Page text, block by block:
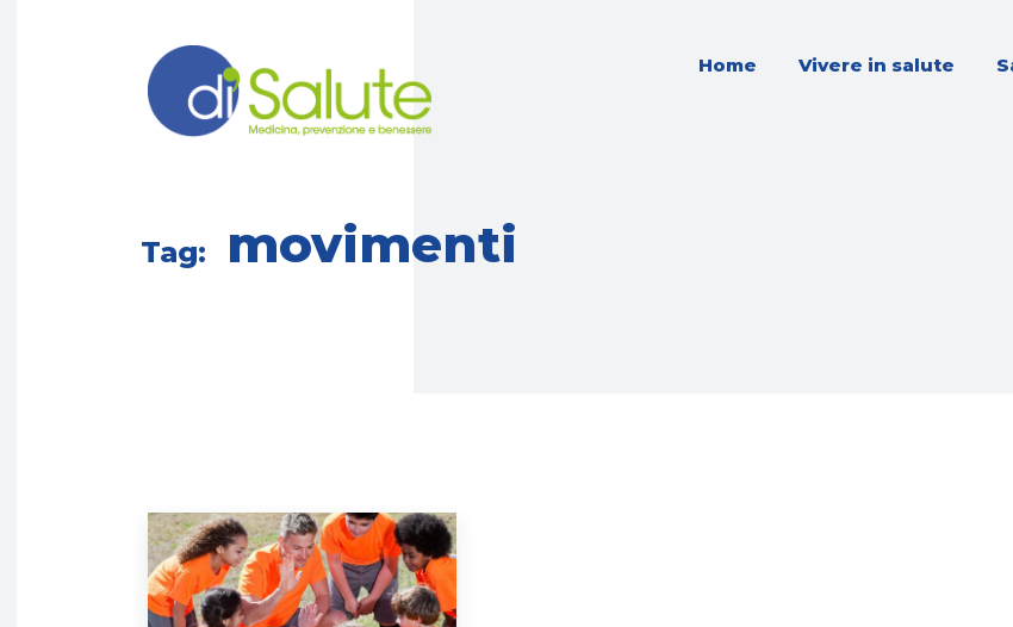
Home Vivere in salute
Tag: movimenti